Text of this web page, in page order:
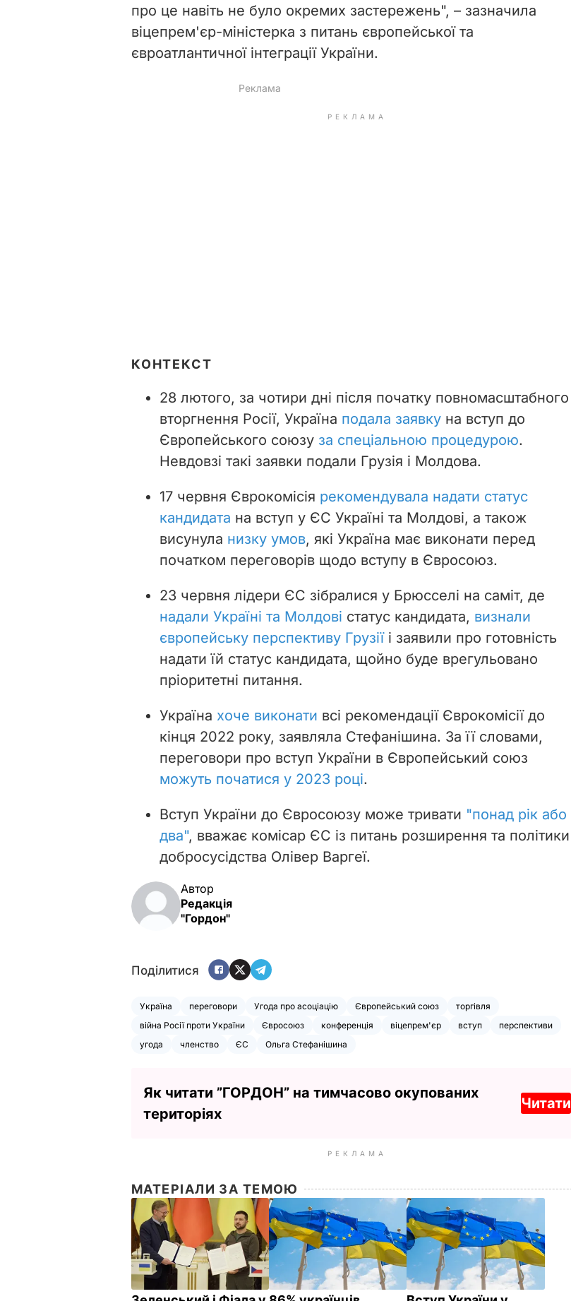
про це навіть не було окремих застережень", – зазначила
віцепрем'єр-міністерка з питань європейської та
євроатлантичної інтеграції України.
РЕКЛАМА
КОНТЕКСТ
28 лютого, за чотири дні після початку повномасштабного
вторгнення Росії, Україна подала заявку на вступ до
Європейського союзу за спеціальною процедурою.
Невдовзі такі заявки подали Грузія і Молдова.
17 червня Єврокомісія рекомендувала надати статус
кандидата на вступ у ЄС Україні та Молдові, а також
висунула низку умов, які Україна має виконати перед
початком переговорів щодо вступу в Євросоюз.
23 червня лідери ЄС зібралися у Брюсселі на саміт, де
надали Україні та Молдові статус кандидата, визнали
європейську перспективу Грузіїі заявили про готовність
надати їй статус кандидата, щойно буде врегульовано
пріоритетні питання.
Україна хоче виконати всі рекомендації Єврокомісії до
кінця 2022 року, заявляла Стефанішина. За її словами,
переговори про вступ України в Європейський союз
можуть початися у 2023 році.
Вступ України до Євросоюзу може тривати "понад рік або
два", вважає комісар ЄС із питань розширення та політики
добросусідства Олівер Варгеї.
Автор
Редакція
"Гордон"
Поділитися
Україна переговори Угода про асоціацію Європейський союз
торгівля
війна Росії проти України
Євросоюз конференція віцепрем'єр вступ
перспективи
угода
членство ЄС Ольга Стефанішина
Як читати ”ГОРДОН” на тимчасово окупованих
територіях
Читати
РЕКЛАМА
МАТЕРІАЛИ ЗА ТЕМОЮ